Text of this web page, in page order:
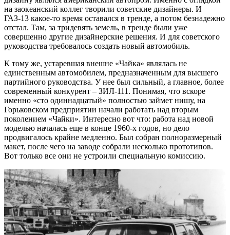
на заокеанский коллег творили советские дизайнеры. И
ГАЗ-13 какое-то время оставался в тренде, а потом безнадежно
отстал. Там, за тридевять земель, в тренде были уже
совершенно другие дизайнерские решения. И для советского
руководства требовалось создать новый автомобиль.
К тому же, устаревшая внешне «Чайка» являлась не
единственным автомобилем, предназначенным для высшего
партийного руководства. У нее был сильный, а главное, более
современный конкурент – ЗИЛ-111. Понимая, что вскоре
именно «сто одиннадцатый» полностью займет нишу, на
Горьковском предприятии начали работать над вторым
поколением «Чайки». Интересно вот что: работа над новой
моделью началась еще в конце 1960-х годов, но дело
продвигалось крайне медленно. Был собран полноразмерный
макет, после чего на заводе собрали несколько прототипов.
Вот только все они не устроили специальную комиссию.